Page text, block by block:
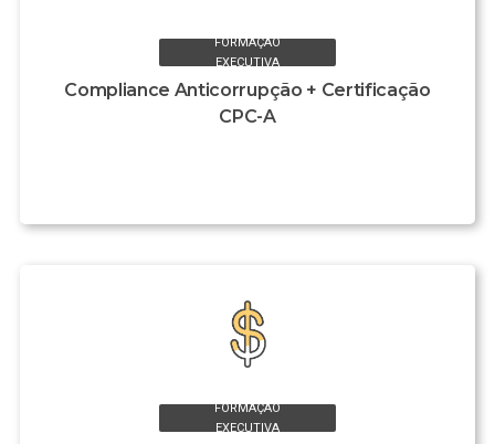
FORMAÇÃO
EXECUTIVA
Compliance Anticorrupção + Certificação
CPC-A
FORMAÇÃO
EXECUTIVA